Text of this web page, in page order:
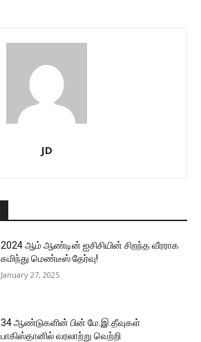
JD
2024 ஆம் ஆண்டின் ஐசிசியின் சிறந்த வீரராக
கமிந்து மெண்டீஸ் தேர்வு!
January 27, 2025
34 ஆண்டுகளின் பின் மே.இ.தீவுகள்
பாகிஸ்தானில் வரலாற்று வெற்றி